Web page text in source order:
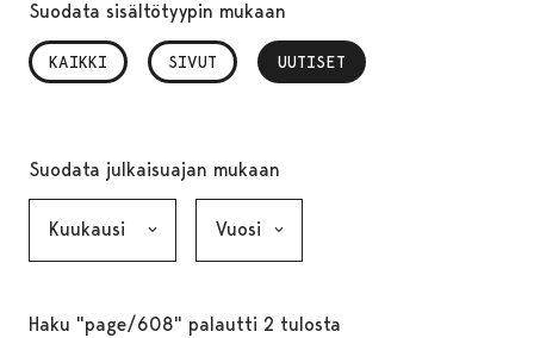
Suodata sisältötyypin mukaan
KAIKKI SIVUT UUTISET
, VALITTU
Suodata julkaisuajan mukaan
Haku "page/608" palautti 2 tulosta